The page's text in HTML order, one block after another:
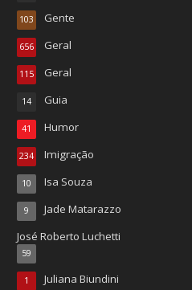
Gente
103
Geral
656
Geral
115
Guia
14
Humor
41
Imigração
234
Isa Souza
10
Jade Matarazzo
9
José Roberto Luchetti
59
Juliana Biundini
1